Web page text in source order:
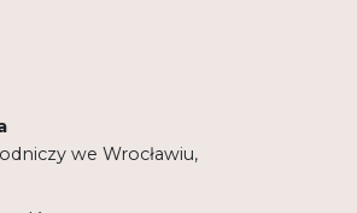
2
we Wrocławiu,